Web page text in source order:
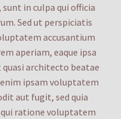
in culpa qui officia
Sed ut perspiciatis
accusantium
aperiam, eaque ipsa
architecto beatae
ipsam voluptatem
aut fugit, sed quia
ratione voluptatem